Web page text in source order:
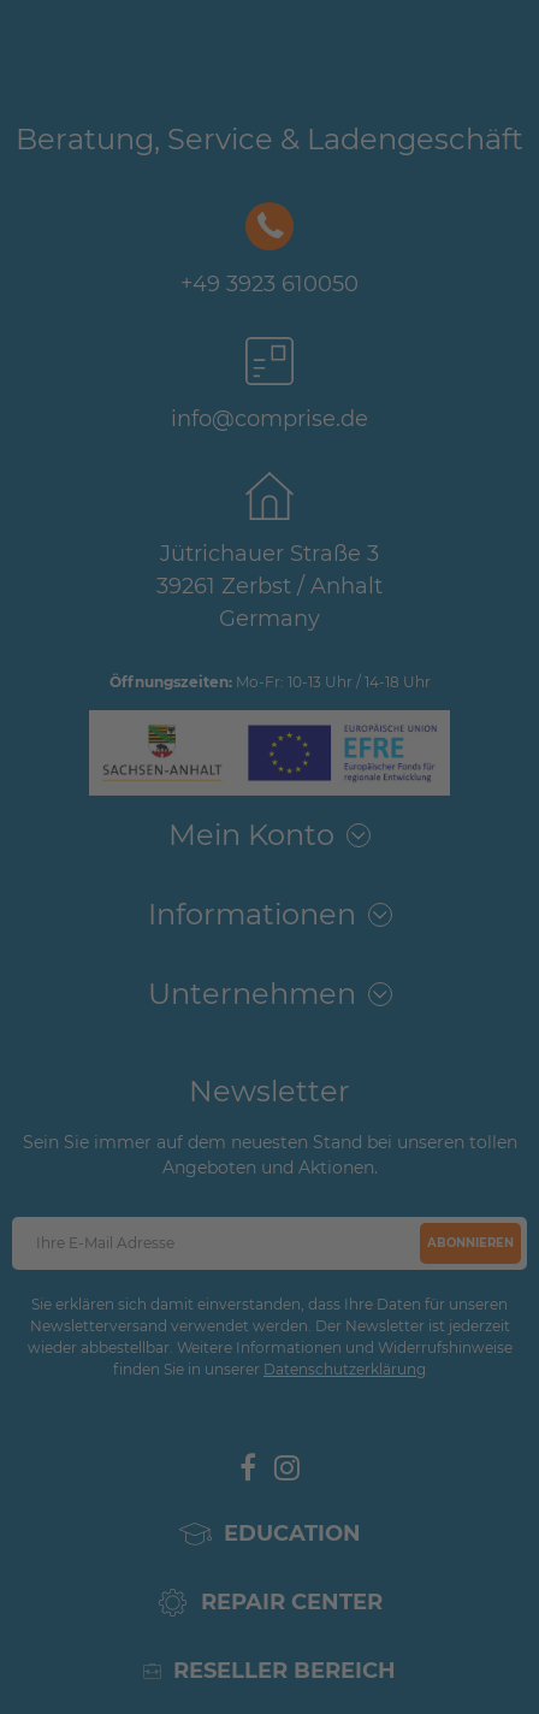
Beratung, Service & Ladengeschäft
+49 3923 610050
info@comprise.de
Jütrichauer Straße 3
39261 Zerbst / Anhalt
Germany
Öffnungszeiten:Mo-Fr: 10-13 Uhr / 14-18 Uhr
Mein Konto
Informationen
Unternehmen
Newsletter
Sein Sie immer auf dem neuesten Stand bei unseren tollen
Angeboten und Aktionen.
ABONNIEREN
Sie erklären sich damit einverstanden, dass Ihre Daten für unseren
Newsletterversand verwendet werden. Der Newsletter ist jederzeit
wieder abbestellbar. Weitere Informationen und Widerrufshinweise
finden Sie in unserer Daten­schutz­erklärung
EDUCATION
REPAIR CENTER
RESELLER BEREICH